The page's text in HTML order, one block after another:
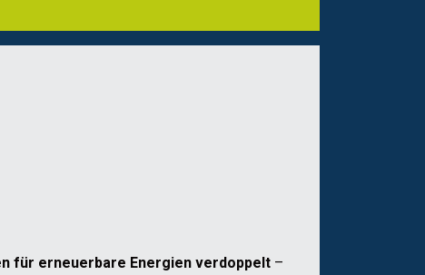
für erneuerbare Energien verdoppelt –